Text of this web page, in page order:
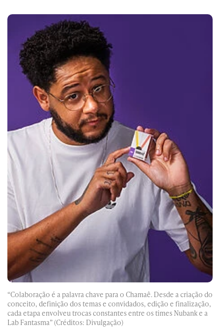
“Colaboração é a palavra chave para o Chamaê. Desde a criação do
conceito, definição dos temas e convidados, edição e finalização,
cada etapa envolveu trocas constantes entre os times Nubank e a
Lab Fantasma” (Créditos: Divulgação)